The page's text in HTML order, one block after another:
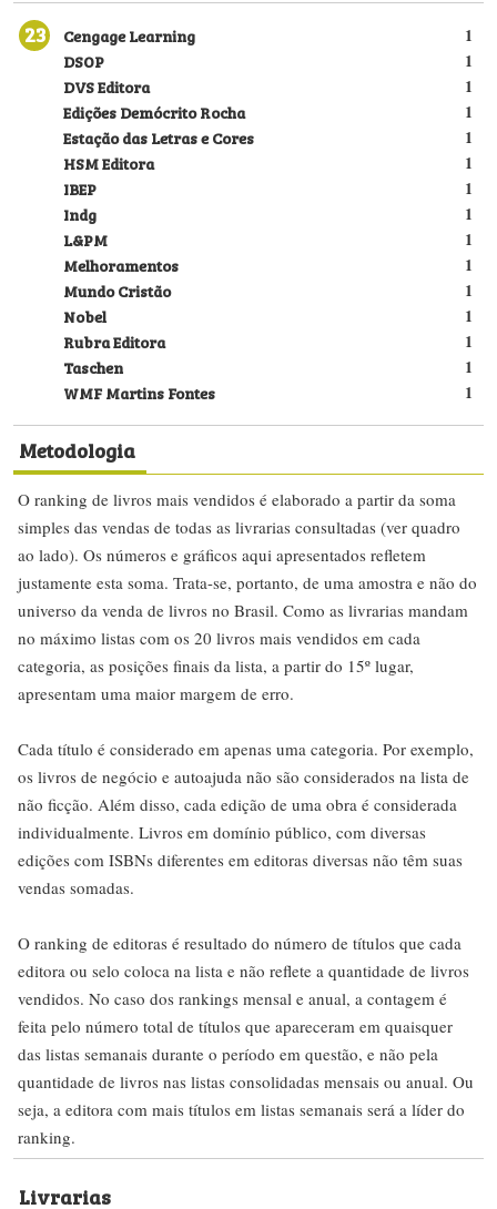
23 1
Cengage Learning
1
DSOP
1
DVS Editora
1
Edições Demócrito Rocha
1
Estação das Letras e Cores
1
HSM Editora
1
IBEP
1
Indg
1
L&PM
1
Melhoramentos
1
Mundo Cristão
1
Nobel
1
Rubra Editora
1
Taschen
1
WMF Martins Fontes
Metodologia
O ranking de livros mais vendidos é elaborado a partir da soma
simples das vendas de todas as livrarias consultadas (ver quadro
ao lado). Os números e gráficos aqui apresentados refletem
justamente esta soma. Trata-se, portanto, de uma amostra e não do
universo da venda de livros no Brasil. Como as livrarias mandam
no máximo listas com os 20 livros mais vendidos em cada
categoria, as posições finais da lista, a partir do 15º lugar,
apresentam uma maior margem de erro.
Cada título é considerado em apenas uma categoria. Por exemplo,
os livros de negócio e autoajuda não são considerados na lista de
não ficção. Além disso, cada edição de uma obra é considerada
individualmente. Livros em domínio público, com diversas
edições com ISBNs diferentes em editoras diversas não têm suas
vendas somadas.
O ranking de editoras é resultado do número de títulos que cada
editora ou selo coloca na lista e não reflete a quantidade de livros
vendidos. No caso dos rankings mensal e anual, a contagem é
feita pelo número total de títulos que apareceram em quaisquer
das listas semanais durante o período em questão, e não pela
quantidade de livros nas listas consolidadas mensais ou anual. Ou
seja, a editora com mais títulos em listas semanais será a líder do
ranking.
Livrarias